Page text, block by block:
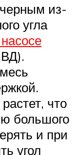
из-
угла
что
большого
и при
угол